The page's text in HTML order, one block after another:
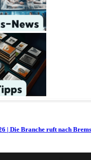
| Die Branche ruft nach